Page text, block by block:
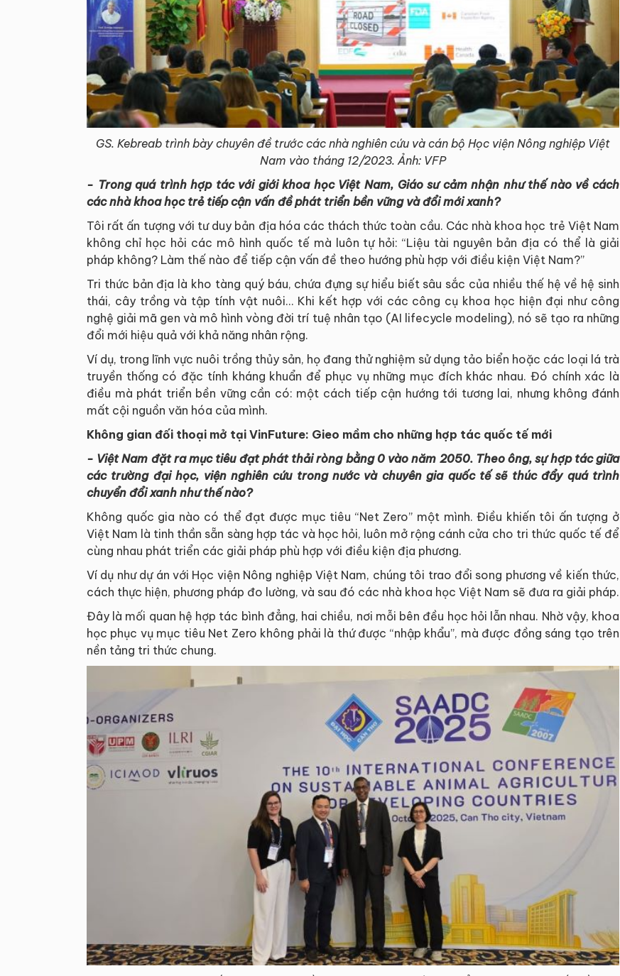
GS. Kebreab trình bày chuyên đề trước các nhà nghiên cứu và cán bộ Học viện Nông nghiệp Việt
Nam vào tháng 12/2023. Ảnh: VFP
- Trong quá trình hợp tác với giới khoa học Việt Nam, Giáo sư cảm nhận như thế nào về cách
các nhà khoa học trẻ tiếp cận vấn đề phát triển bền vững và đổi mới xanh?
Tôi rất ấn tượng với tư duy bản địa hóa các thách thức toàn cầu. Các nhà khoa học trẻ Việt Nam
không chỉ học hỏi các mô hình quốc tế mà luôn tự hỏi: “Liệu tài nguyên bản địa có thể là giải
pháp không? Làm thế nào để tiếp cận vấn đề theo hướng phù hợp với điều kiện Việt Nam?”
Tri thức bản địa là kho tàng quý báu, chứa đựng sự hiểu biết sâu sắc của nhiều thế hệ về hệ sinh
thái, cây trồng và tập tính vật nuôi... Khi kết hợp với các công cụ khoa học hiện đại như công
nghệ giải mã gen và mô hình vòng đời trí tuệ nhân tạo (AI lifecycle modeling), nó sẽ tạo ra những
đổi mới hiệu quả với khả năng nhân rộng.
Ví dụ, trong lĩnh vực nuôi trồng thủy sản, họ đang thử nghiệm sử dụng tảo biển hoặc các loại lá trà
truyền thống có đặc tính kháng khuẩn để phục vụ những mục đích khác nhau. Đó chính xác là
điều mà phát triển bền vững cần có: một cách tiếp cận hướng tới tương lai, nhưng không đánh
mất cội nguồn văn hóa của mình.
Không gian đối thoại mở tại VinFuture: Gieo mầm cho những hợp tác quốc tế mới
- Việt Nam đặt ra mục tiêu đạt phát thải ròng bằng 0 vào năm 2050. Theo ông, sự hợp tác giữa
các trường đại học, viện nghiên cứu trong nước và chuyên gia quốc tế sẽ thúc đẩy quá trình
chuyển đổi xanh như thế nào?
Không quốc gia nào có thể đạt được mục tiêu “Net Zero” một mình. Điều khiến tôi ấn tượng ở
Việt Nam là tinh thần sẵn sàng hợp tác và học hỏi, luôn mở rộng cánh cửa cho tri thức quốc tế để
cùng nhau phát triển các giải pháp phù hợp với điều kiện địa phương.
Ví dụ như dự án với Học viện Nông nghiệp Việt Nam, chúng tôi trao đổi song phương về kiến thức,
cách thực hiện, phương pháp đo lường, và sau đó các nhà khoa học Việt Nam sẽ đưa ra giải pháp.
Đây là mối quan hệ hợp tác bình đẳng, hai chiều, nơi mỗi bên đều học hỏi lẫn nhau. Nhờ vậy, khoa
học phục vụ mục tiêu Net Zero không phải là thứ được “nhập khẩu”, mà được đồng sáng tạo trên
nền tảng tri thức chung.